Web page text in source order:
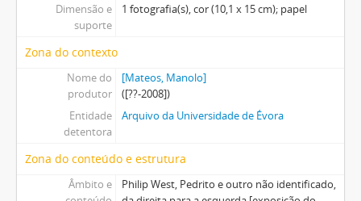
Dimensão e
suporte
1 fotografia(s), cor (10,1 x 15 cm); papel
Zona do contexto
Nome do
produtor
[Mateos, Manolo]
([??-2008])
Entidade
detentora
Arquivo da Universidade de Évora
Zona do conteúdo e estrutura
Âmbito e
Philip West, Pedrito e outro não identificado,